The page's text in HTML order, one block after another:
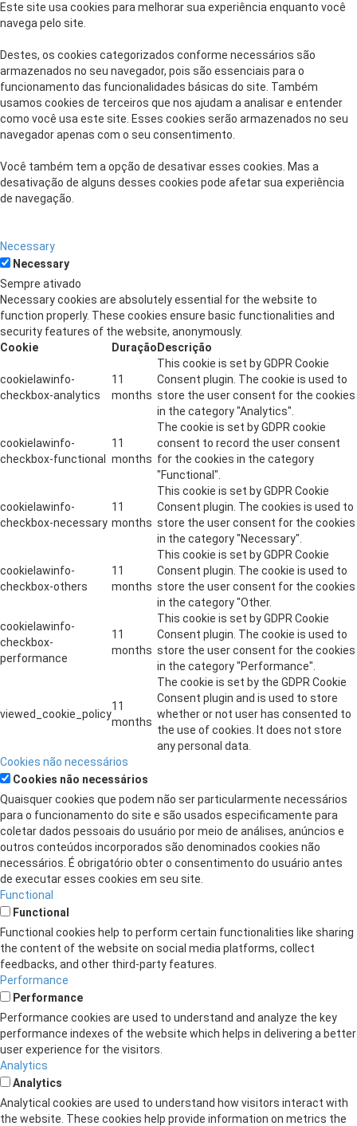
Este site usa cookies para melhorar sua experiência enquanto você
navega pelo site.
Destes, os cookies categorizados conforme necessários são
armazenados no seu navegador, pois são essenciais para o
funcionamento das funcionalidades básicas do site. Também
usamos cookies de terceiros que nos ajudam a analisar e entender
como você usa este site. Esses cookies serão armazenados no seu
navegador apenas com o seu consentimento.
Você também tem a opção de desativar esses cookies. Mas a
desativação de alguns desses cookies pode afetar sua experiência
de navegação.
Necessary
Necessary
Sempre ativado
Necessary cookies are absolutely essential for the website to
function properly. These cookies ensure basic functionalities and
security features of the website, anonymously.
Cookie
Duração Descrição
cookielawinfo-
checkbox-analytics
11
months
This cookie is set by GDPR Cookie
Consent plugin. The cookie is used to
store the user consent for the cookies
in the category "Analytics".
cookielawinfo-
checkbox-functional
11
months
The cookie is set by GDPR cookie
consent to record the user consent
for the cookies in the category
"Functional".
cookielawinfo-
checkbox-necessary
11
months
This cookie is set by GDPR Cookie
Consent plugin. The cookies is used to
store the user consent for the cookies
in the category "Necessary".
cookielawinfo-
checkbox-others
11
months
This cookie is set by GDPR Cookie
Consent plugin. The cookie is used to
store the user consent for the cookies
in the category "Other.
cookielawinfo-
checkbox-
performance
11
months
This cookie is set by GDPR Cookie
Consent plugin. The cookie is used to
store the user consent for the cookies
in the category "Performance".
viewed_cookie_policy
11
months
The cookie is set by the GDPR Cookie
Consent plugin and is used to store
whether or not user has consented to
the use of cookies. It does not store
any personal data.
Cookies não necessários
Cookies não necessários
Quaisquer cookies que podem não ser particularmente necessários
para o funcionamento do site e são usados ​​especificamente para
coletar dados pessoais do usuário por meio de análises, anúncios e
outros conteúdos incorporados são denominados cookies não
necessários. É obrigatório obter o consentimento do usuário antes
de executar esses cookies em seu site.
Functional
Functional
Functional cookies help to perform certain functionalities like sharing
the content of the website on social media platforms, collect
feedbacks, and other third-party features.
Performance
Performance
Performance cookies are used to understand and analyze the key
performance indexes of the website which helps in delivering a better
user experience for the visitors.
Analytics
Analytics
Analytical cookies are used to understand how visitors interact with
the website. These cookies help provide information on metrics the